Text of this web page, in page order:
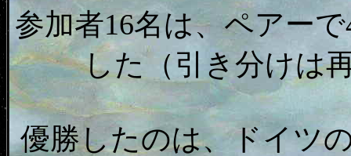
参加者16名は、ペアー
した（引き分けは
優勝したのは、ドイツ